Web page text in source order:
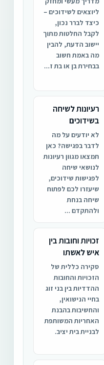
ליוצאים לשידוכים –
כיצד לברר נכון,
לקבל החלטות מתוך
יישוב הדעת, להבין
מה באמת חשוב
בבחירת בן או בת ז...
רעיונות לשיחה
בשידוכים
לא יודעים על מה
לדבר בפגישה? כאן
תמצאו מגוון רעיונות
לנושאי שיחה
לפגישות שידוכים,
שיעזרו לכם לפתוח
שיחה בנחת
ולהתקדם ...
זכויות וחובות בין
איש לאשתו
סקירה כללית של
הזכויות והחובות
ההדדיות בין בני זוג
בחיי הנישואין,
והחשיבות בהבנת
האחריות המשותפת
לבניית בית יציב.